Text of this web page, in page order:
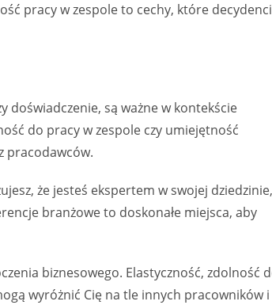
pracy w zespole to cechy, które decydenci
doświadczenie, są ważne w kontekście
do pracy w zespole czy umiejętność
pracodawców.
że jesteś ekspertem w swojej dziedzinie,
branżowe to doskonałe miejsca, aby
biznesowego. Elastyczność, zdolność
wyróżnić Cię na tle innych pracowników i